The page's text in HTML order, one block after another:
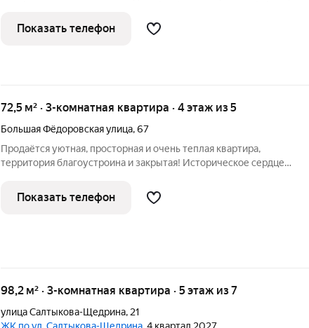
ипотеки можно получить у нас в отделе продаж). ЖК «Мелодия» -
это жилой
Показать телефон
72,5 м² · 3-комнатная квартира · 4 этаж из 5
Большая Фёдоровская улица,67
Продаётся уютная, просторная и очень теплая квартира,
территория благоустроина и закрытая! Историческое сердце
история смотрит прямо в окно? Представьте: просторная квартира
площадью 72,5
Показать телефон
98,2 м² · 3-комнатная квартира · 5 этаж из 7
улица Салтыкова-Щедрина, 21